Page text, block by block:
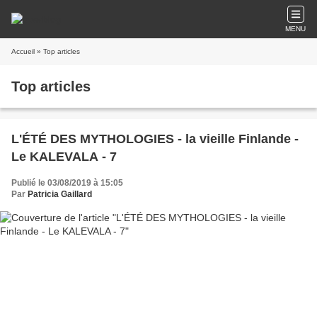
MENU
Accueil » Top articles
Top articles
L'ÉTÉ DES MYTHOLOGIES - la vieille Finlande -
Le KALEVALA - 7
Publié le 03/08/2019 à 15:05
Par Patricia Gaillard